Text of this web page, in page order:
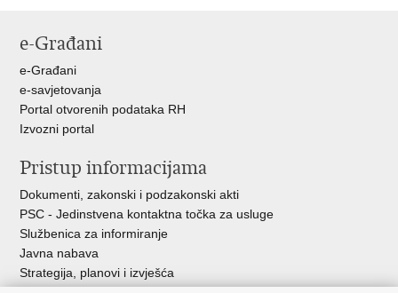
e-Građani
e-Građani
e-savjetovanja
Portal otvorenih podataka RH
Izvozni portal
Pristup informacijama
Dokumenti, zakonski i podzakonski akti
PSC - Jedinstvena kontaktna točka za usluge
Službenica za informiranje
Javna nabava
Strategija, planovi i izvješća